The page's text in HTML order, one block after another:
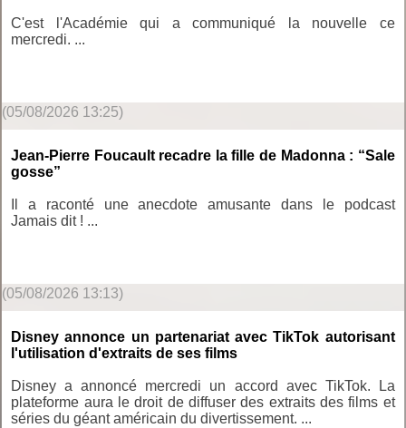
C'est l'Académie qui a communiqué la nouvelle ce
mercredi. ...
(05/08/2026 13:25)
Jean-Pierre Foucault recadre la fille de Madonna : “Sale
gosse”
Il a raconté une anecdote amusante dans le podcast
Jamais dit ! ...
(05/08/2026 13:13)
Disney annonce un partenariat avec TikTok autorisant
l'utilisation d'extraits de ses films
Disney a annoncé mercredi un accord avec TikTok. La
plateforme aura le droit de diffuser des extraits des films et
séries du géant américain du divertissement. ...